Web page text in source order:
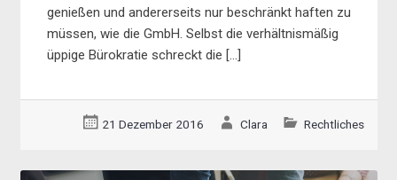
genießen und andererseits nur beschränkt haften zu
müssen, wie die GmbH. Selbst die verhältnismäßig
üppige Bürokratie schreckt die […]
21 Dezember 2016 Clara Rechtliches